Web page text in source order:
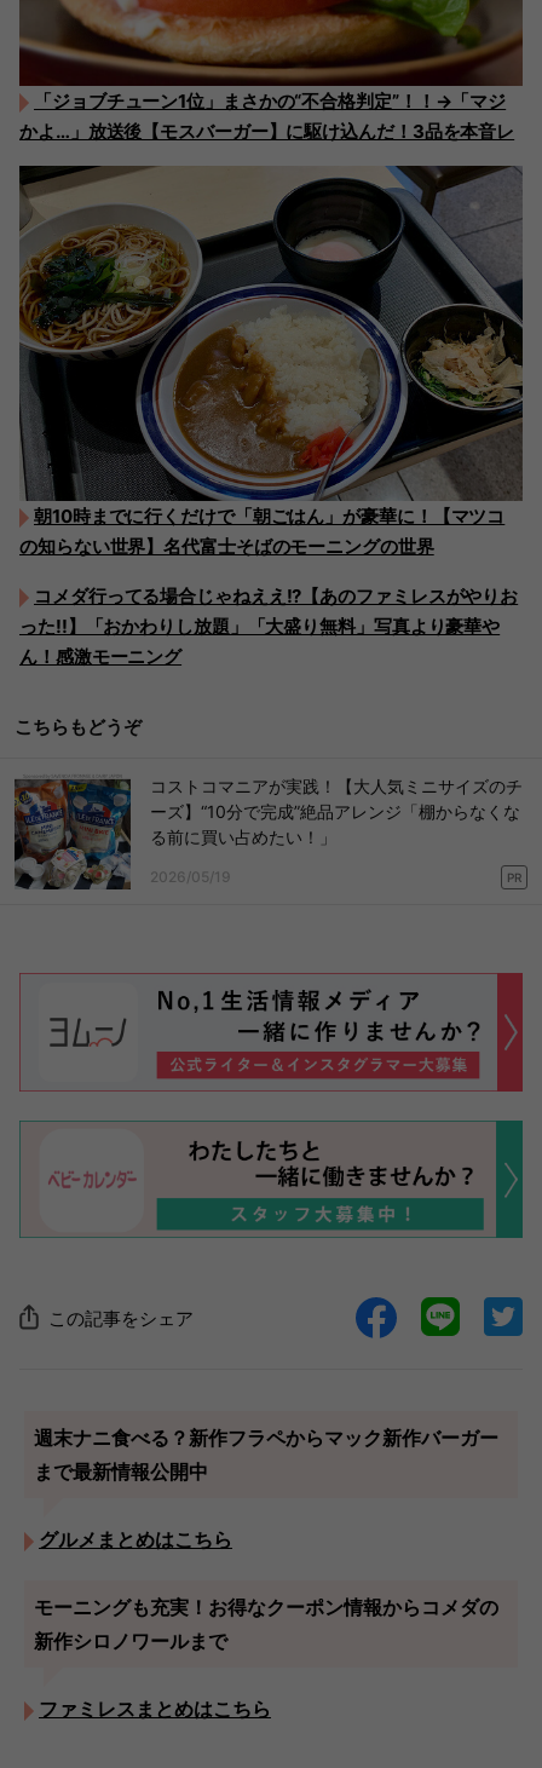
「ジョブチューン1位」まさかの“不合格判定”！！→「マジ
かよ…」放送後【モスバーガー】に駆け込んだ！3品を本音レ
朝10時までに行くだけで「朝ごはん」が豪華に！【マツコ
の知らない世界】名代富士そばのモーニングの世界
コメダ行ってる場合じゃねええ!?【あのファミレスがやりお
った!!】「おかわりし放題」「大盛り無料」写真より豪華や
ん！感激モーニング
こちらもどうぞ
コストコマニアが実践！【大人気ミニサイズのチ
ーズ】“10分で完成”絶品アレンジ「棚からなくな
る前に買い占めたい！」
2026/05/19 PR
この記事をシェア
週末ナニ食べる？新作フラペからマック新作バーガー
まで最新情報公開中
グルメまとめはこちら
モーニングも充実！お得なクーポン情報からコメダの
新作シロノワールまで
ファミレスまとめはこちら